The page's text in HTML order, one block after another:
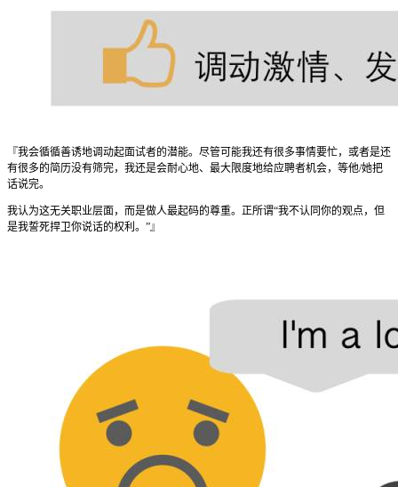
『我会循循善诱地调动起面试者的潜能。尽管可能我还有很多事情要忙，或者是还
有很多的简历没有筛完，我还是会耐心地、最大限度地给应聘者机会，等他/她把
话说完。
我认为这无关职业层面，而是做人最起码的尊重。正所谓“我不认同你的观点，但
是我誓死捍卫你说话的权利。”』